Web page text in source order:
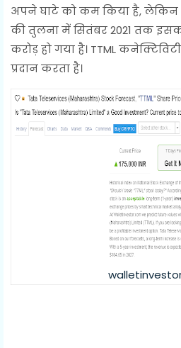
अपने घाटे को कम किया है, लेकिन
की तुलना में सितंबर 2021 तक
करोड़ हो गया है। TTML
प्रदान करता है।